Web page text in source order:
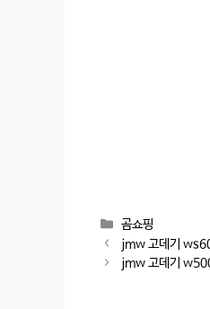
Categories
곰쇼핑
Post
navigation
jmw 고데기
jmw 고데기